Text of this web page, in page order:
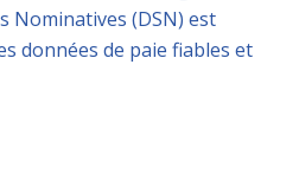
Nominatives (DSN) est
données de paie fiables et